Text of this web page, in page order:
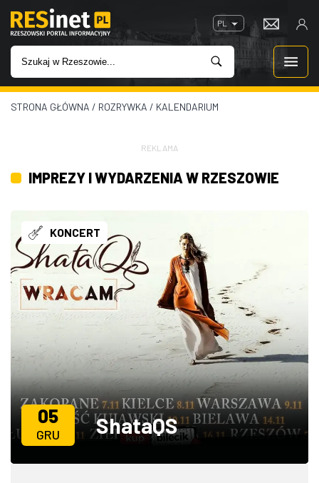
PL
WIADOMOŚCI
IMPREZY
ROZRYWKA
W KINACH
GASTRONOMIA
ZDJĘCIA
W RZESZOWIE
STRONA GŁÓWNA / ROZRYWKA / KALENDARIUM
REKLAMA
IMPREZY I WYDARZENIA W RZESZOWIE
KONCERT
05
GRU ShataQS